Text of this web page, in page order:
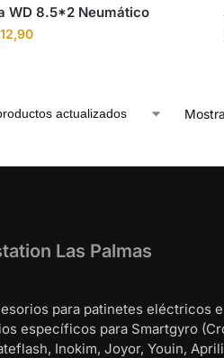
WD 8.5*2 Neumático
12,90
Las Palmas
para patinetes eléctricos
específicos para Smartgyro
Inokim, Joyor, Youin,